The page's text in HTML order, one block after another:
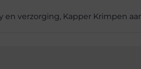
en verzorging, Kapper Krimpen